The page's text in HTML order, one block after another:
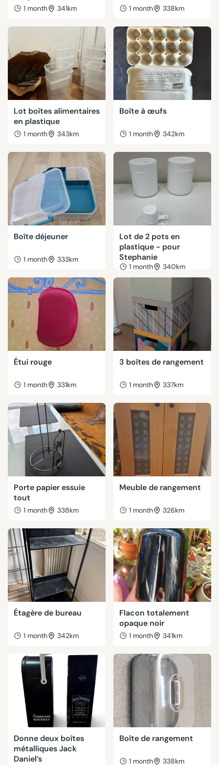
1 month 341km 1 month 338km
Lot boîtes alimentaires
en plastique
1 month 343km
Boîte à œufs
1 month 342km
Boîte déjeuner
1 month 333km
Lot de 2 pots en
plastique - pour
Stephanie
1 month 340km
Étui rouge
1 month 331km
3 boîtes de rangement
1 month 337km
Porte papier essuie
tout
1 month 338km
Meuble de rangement
1 month 326km
Étagère de bureau
1 month 342km
Flacon totalement
opaque noir
1 month 341km
Donne deux boîtes
métalliques Jack
Daniel’s
Boîte de rangement
1 month 338km